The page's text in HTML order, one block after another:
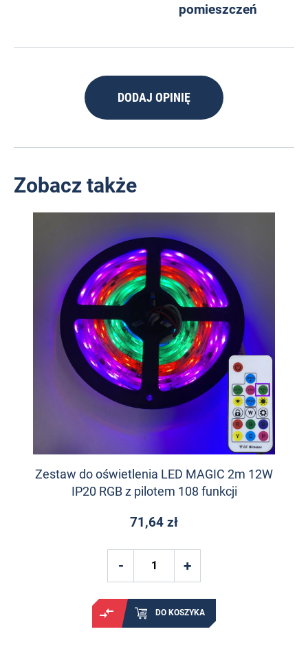
pomieszczeń
DODAJ OPINIĘ
Zobacz także
Zestaw do oświetlenia LED MAGIC 2m 12W
IP20 RGB z pilotem 108 funkcji
71,64 zł
DO KOSZYKA